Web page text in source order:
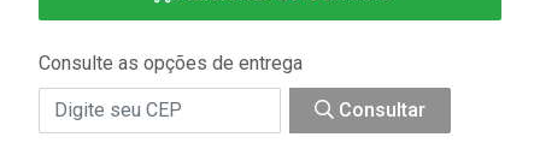
Consulte as opções de entrega
Consultar